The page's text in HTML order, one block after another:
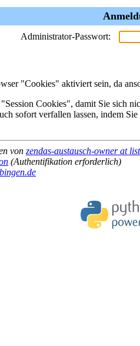
Administrator-Passwort:
"Cookies" aktiviert sein, da
Cookies", damit Sie sich
sofort verfallen lassen, indem Sie
von zendas-austausch-owner at
(Authentifikation erforderlich)